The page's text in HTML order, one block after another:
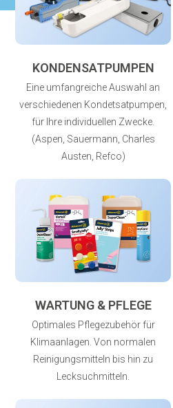
KONDENSATPUMPEN
Eine umfangreiche Auswahl an
verschiedenen Kondetsatpumpen,
für Ihre individuellen Zwecke.
(Aspen, Sauermann, Charles
Austen, Refco)
WARTUNG & PFLEGE
Optimales Pflegezubehör für
Klimaanlagen. Von normalen
Reinigungsmitteln bis hin zu
Lecksuchmitteln.